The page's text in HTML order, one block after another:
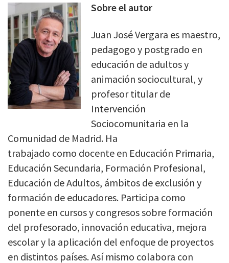
Sobre el autor
Juan José Vergara es maestro,
pedagogo y postgrado en
educación de adultos y
animación sociocultural, y
profesor titular de
Intervención
Sociocomunitaria en la
Comunidad de Madrid. Ha
trabajado como docente en Educación Primaria,
Educación Secundaria, Formación Profesional,
Educación de Adultos, ámbitos de exclusión y
formación de educadores. Participa como
ponente en cursos y congresos sobre formación
del profesorado, innovación educativa, mejora
escolar y la aplicación del enfoque de proyectos
en distintos países. Así mismo colabora con